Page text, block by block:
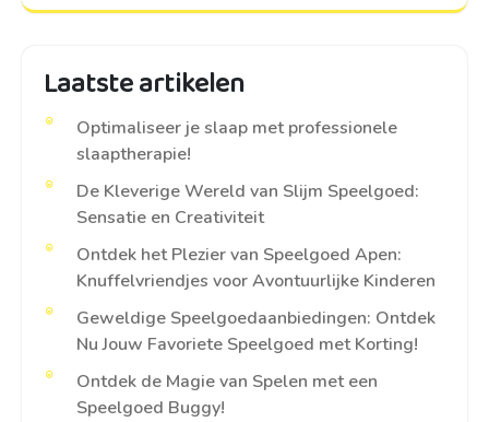
Laatste artikelen
Optimaliseer je slaap met professionele
slaaptherapie!
De Kleverige Wereld van Slijm Speelgoed:
Sensatie en Creativiteit
Ontdek het Plezier van Speelgoed Apen:
Knuffelvriendjes voor Avontuurlijke Kinderen
Geweldige Speelgoedaanbiedingen: Ontdek
Nu Jouw Favoriete Speelgoed met Korting!
Ontdek de Magie van Spelen met een
Speelgoed Buggy!